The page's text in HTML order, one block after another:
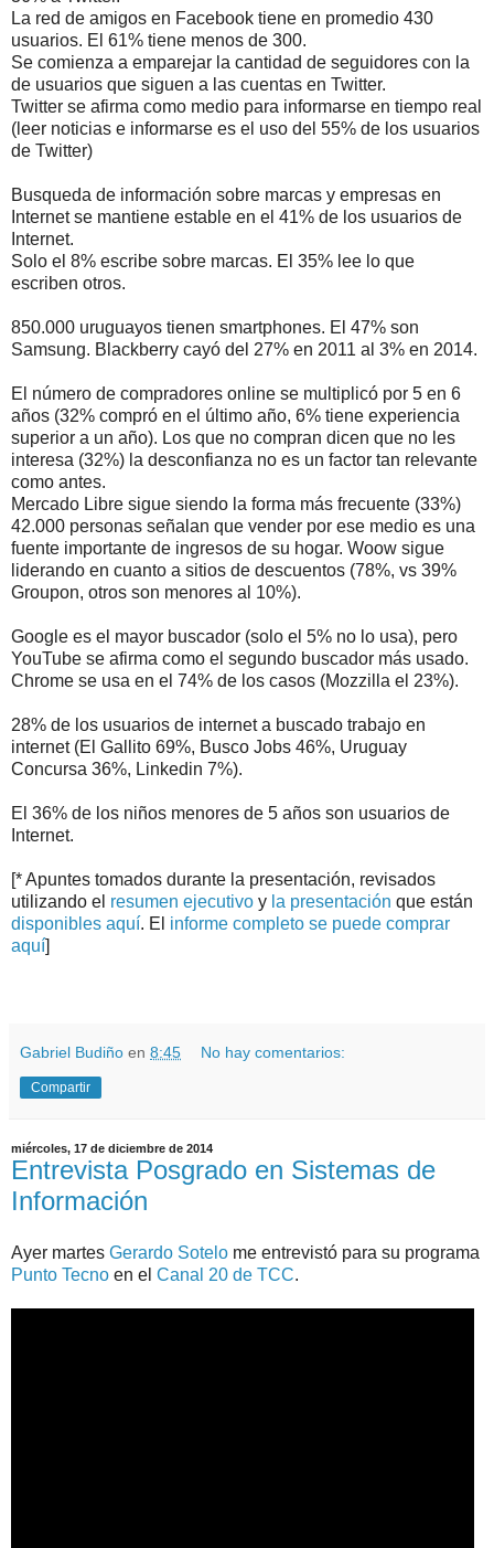
La red de amigos en Facebook tiene en promedio 430
usuarios. El 61% tiene menos de 300.
Se comienza a emparejar la cantidad de seguidores con la
de usuarios que siguen a las cuentas en Twitter.
Twitter se afirma como medio para informarse en tiempo real
(leer noticias e informarse es el uso del 55% de los usuarios
de Twitter)
Busqueda de información sobre marcas y empresas en
Internet se mantiene estable en el 41% de los usuarios de
Internet.
Solo el 8% escribe sobre marcas. El 35% lee lo que
escriben otros.
850.000 uruguayos tienen smartphones. El 47% son
Samsung. Blackberry cayó del 27% en 2011 al 3% en 2014.
El número de compradores online se multiplicó por 5 en 6
años (32% compró en el último año, 6% tiene experiencia
superior a un año). Los que no compran dicen que no les
interesa (32%) la desconfianza no es un factor tan relevante
como antes.
Mercado Libre sigue siendo la forma más frecuente (33%)
42.000 personas señalan que vender por ese medio es una
fuente importante de ingresos de su hogar. Woow sigue
liderando en cuanto a sitios de descuentos (78%, vs 39%
Groupon, otros son menores al 10%).
Google es el mayor buscador (solo el 5% no lo usa), pero
YouTube se afirma como el segundo buscador más usado.
Chrome se usa en el 74% de los casos (Mozzilla el 23%).
28% de los usuarios de internet a buscado trabajo en
internet (El Gallito 69%, Busco Jobs 46%, Uruguay
Concursa 36%, Linkedin 7%).
El 36% de los niños menores de 5 años son usuarios de
Internet.
[* Apuntes tomados durante la presentación, revisados
utilizando el resumen ejecutivo y la presentación que están
disponibles aquí. El informe completo se puede comprar
aquí]
Gabriel Budiño en 8:45 No hay comentarios:
Compartir
miércoles, 17 de diciembre de 2014
Entrevista Posgrado en Sistemas de
Información
Ayer martes Gerardo Sotelo me entrevistó para su programa
Punto Tecno en el Canal 20 de TCC.